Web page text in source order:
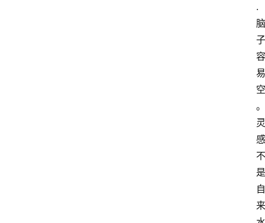
.
脑
子
容
易
空
。
灵
感
不
是
自
来